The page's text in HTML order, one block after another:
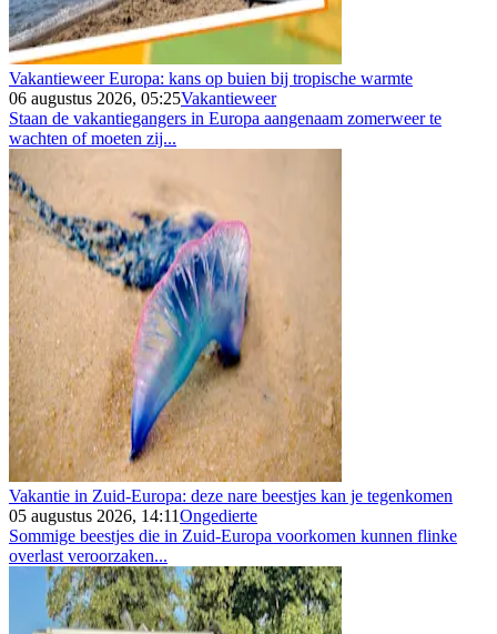
Vakantieweer Europa: kans op buien bij tropische warmte
06 augustus 2026, 05:25Vakantieweer
Staan de vakantiegangers in Europa aangenaam zomerweer te
wachten of moeten zij...
Vakantie in Zuid-Europa: deze nare beestjes kan je tegenkomen
05 augustus 2026, 14:11Ongedierte
Sommige beestjes die in Zuid-Europa voorkomen kunnen flinke
overlast veroorzaken...